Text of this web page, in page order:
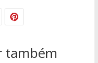
também